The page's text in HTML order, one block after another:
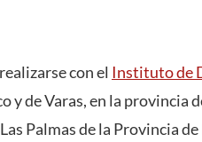
con el Instituto de
y de Varas, en la provincia
Palmas de la Provincia